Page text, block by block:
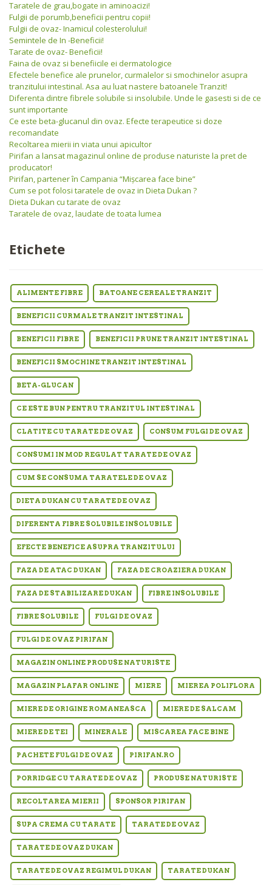
Taratele de grau,bogate in aminoacizi!
Fulgii de porumb,beneficii pentru copii!
Fulgii de ovaz- Inamicul colesterolului!
Semintele de In -Beneficii!
Tarate de ovaz- Beneficii!
Faina de ovaz si benefiicile ei dermatologice
Efectele benefice ale prunelor, curmalelor si smochinelor asupra
tranzitului intestinal. Asa au luat nastere batoanele Tranzit!
Diferenta dintre fibrele solubile si insolubile. Unde le gasesti si de ce
sunt importante
Ce este beta-glucanul din ovaz. Efecte terapeutice si doze
recomandate
Recoltarea mierii in viata unui apicultor
Pirifan a lansat magazinul online de produse naturiste la pret de
producator!
Pirifan, partener în Campania “Mişcarea face bine”
Cum se pot folosi taratele de ovaz in Dieta Dukan ?
Dieta Dukan cu tarate de ovaz
Taratele de ovaz, laudate de toata lumea
Etichete
ALIMENTE FIBRE BATOANE CEREALE TRANZIT
BENEFICII CURMALE TRANZIT INTESTINAL
BENEFICII FIBRE BENEFICII PRUNE TRANZIT INTESTINAL
BENEFICII SMOCHINE TRANZIT INTESTINAL
BETA-GLUCAN
CE ESTE BUN PENTRU TRANZITUL INTESTINAL
CLATITE CU TARATE DE OVAZ CONSUM FULGI DE OVAZ
CONSUMI IN MOD REGULAT TARATE DE OVAZ
CUM SE CONSUMA TARATELE DE OVAZ
DIETA DUKAN CU TARATE DE OVAZ
DIFERENTA FIBRE SOLUBILE INSOLUBILE
EFECTE BENEFICE ASUPRA TRANZITULUI
FAZA DE ATAC DUKAN FAZA DE CROAZIERA DUKAN
FAZA DE STABILIZARE DUKAN FIBRE INSOLUBILE
FIBRE SOLUBILE FULGI DE OVAZ
FULGI DE OVAZ PIRIFAN
MAGAZIN ONLINE PRODUSE NATURISTE
MAGAZIN PLAFAR ONLINE MIERE MIEREA POLIFLORA
MIERE DE ORIGINE ROMANEASCA MIERE DE SALCAM
MIERE DE TEI MINERALE MISCAREA FACE BINE
PACHETE FULGI DE OVAZ PIRIFAN.RO
PORRIDGE CU TARATE DE OVAZ PRODUSE NATURISTE
RECOLTAREA MIERII SPONSOR PIRIFAN
SUPA CREMA CU TARATE TARATE DE OVAZ
TARATE DE OVAZ DUKAN
TARATE DE OVAZ REGIMUL DUKAN TARATE DUKAN